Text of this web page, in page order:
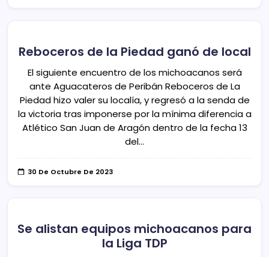
Reboceros de la Piedad ganó de local
El siguiente encuentro de los michoacanos será
ante Aguacateros de Peribán Reboceros de La
Piedad hizo valer su localía, y regresó a la senda de
la victoria tras imponerse por la mínima diferencia a
Atlético San Juan de Aragón dentro de la fecha 13
del…
30 De Octubre De 2023
Se alistan equipos michoacanos para
la Liga TDP